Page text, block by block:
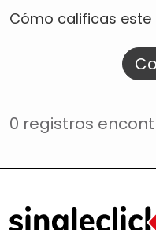
Cómo calificas este
0 registros